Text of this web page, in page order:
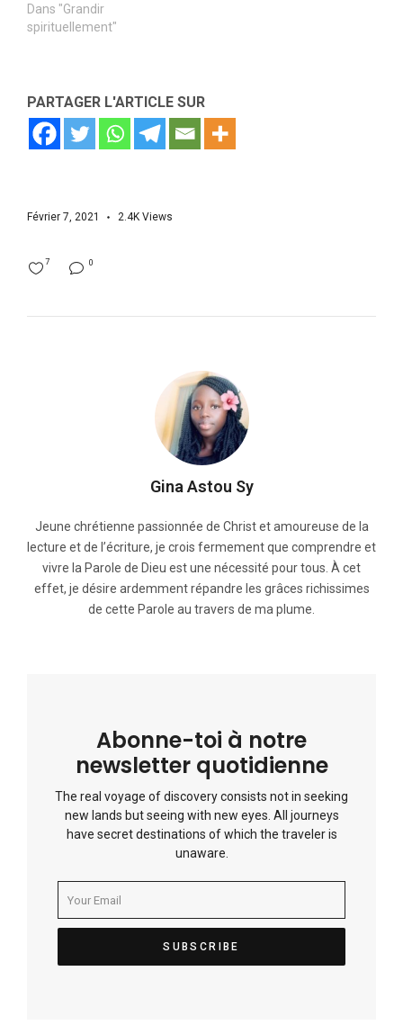
Dans "Grandir
spirituellement"
PARTAGER L'ARTICLE SUR
Février 7, 2021 2.4K Views
0
7
Gina Astou Sy
Jeune chrétienne passionnée de Christ et amoureuse de la
lecture et de l’écriture, je crois fermement que comprendre et
vivre la Parole de Dieu est une nécessité pour tous. À cet
effet, je désire ardemment répandre les grâces richissimes
de cette Parole au travers de ma plume.
Abonne-toi à notre
newsletter quotidienne
The real voyage of discovery consists not in seeking
new lands but seeing with new eyes. All journeys
have secret destinations of which the traveler is
unaware.